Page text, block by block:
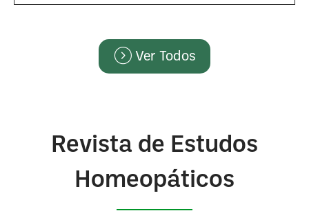
Ver Todos
Revista de Estudos
Homeopáticos